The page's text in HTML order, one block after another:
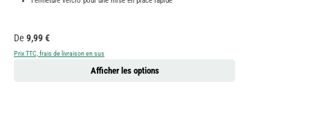
Prix régulier :
De 9,99 €
Prix TTC, frais de livraison en sus
Afficher les options